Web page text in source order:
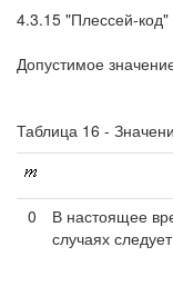
4.3.15 "Плессей-
Допустимое
Таблица 16 -
0
В настоящее
случаях